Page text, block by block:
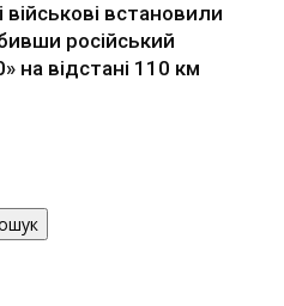
військові встановили
російський
на відстані 110 км